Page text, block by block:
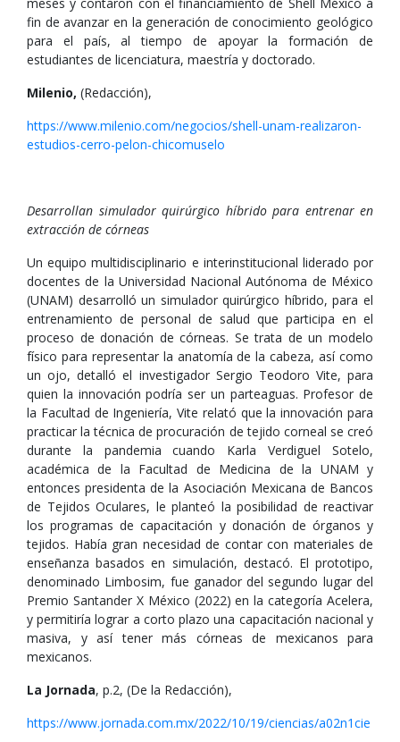
fin de avanzar en la generación de conocimiento geológico
para el país, al tiempo de apoyar la formación de
estudiantes de licenciatura, maestría y doctorado.
Milenio, (Redacción),
https://www.milenio.com/negocios/shell-unam-realizaron-
estudios-cerro-pelon-chicomuselo
Desarrollan simulador quirúrgico híbrido para entrenar en
extracción de córneas
Un equipo multidisciplinario e interinstitucional liderado por
docentes de la Universidad Nacional Autónoma de México
(UNAM) desarrolló un simulador quirúrgico híbrido, para el
entrenamiento de personal de salud que participa en el
proceso de donación de córneas. Se trata de un modelo
físico para representar la anatomía de la cabeza, así como
un ojo, detalló el investigador Sergio Teodoro Vite, para
quien la innovación podría ser un parteaguas. Profesor de
la Facultad de Ingeniería, Vite relató que la innovación para
practicar la técnica de procuración de tejido corneal se creó
durante la pandemia cuando Karla Verdiguel Sotelo,
académica de la Facultad de Medicina de la UNAM y
entonces presidenta de la Asociación Mexicana de Bancos
de Tejidos Oculares, le planteó la posibilidad de reactivar
los programas de capacitación y donación de órganos y
tejidos. Había gran necesidad de contar con materiales de
enseñanza basados en simulación, destacó. El prototipo,
denominado Limbosim, fue ganador del segundo lugar del
Premio Santander X México (2022) en la categoría Acelera,
y permitiría lograr a corto plazo una capacitación nacional y
masiva, y así tener más córneas de mexicanos para
mexicanos.
La Jornada, p.2, (De la Redacción),
https://www.jornada.com.mx/2022/10/19/ciencias/a02n1cie